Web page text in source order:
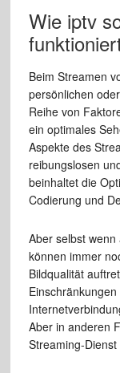
Wie iptv
Beim Streamen
persönlichen
Reihe von
ein optimales
Aspekte des
reibungslosen
beinhaltet die
Codierung und
Aber selbst
können immer
Bildqualität
Aber in anderen
Streaming-